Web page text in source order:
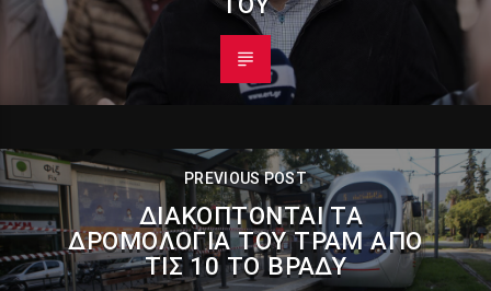
PREVIOUS POST
ΔΙΑΚΌΠΤΟΝΤΑΙ ΤΑ
ΔΡΟΜΟΛΌΓΙΑ ΤΟΥ ΤΡΑΜ ΑΠΌ
ΤΙΣ 10 ΤΟ ΒΡΆΔΥ